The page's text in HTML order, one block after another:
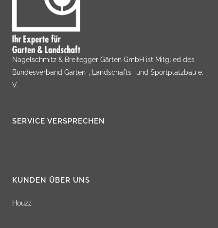
Nagelschmitz & Breitegger Gärten GmbH ist Mitglied des
Bundesverband Garten-, Landschafts- und Sportplatzbau e.
V.
SERVICE VERSPRECHEN
KUNDEN ÜBER UNS
Houzz